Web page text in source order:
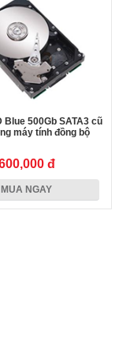
Blue 500Gb SATA3 cũ
máy tính đồng bộ
đ
MUA NGAY